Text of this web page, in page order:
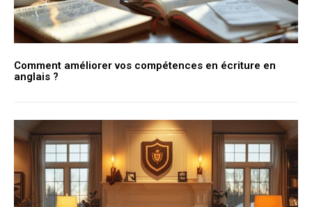
Comment améliorer vos compétences en écriture en
anglais ?